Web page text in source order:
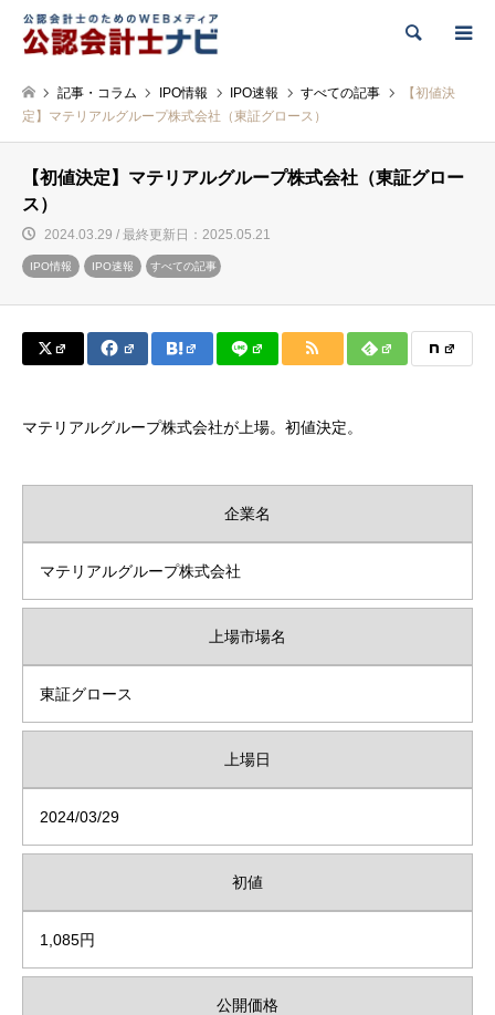
検索
記事・コラム IPO情報 IPO速報 すべての記事
【初値決
定】マテリアルグループ株式会社（東証グロース）
【初値決定】マテリアルグループ株式会社（東証グロー
ス）
2024.03.29 / 最終更新日：2025.05.21
IPO情報 IPO速報 すべての記事
マテリアルグループ株式会社が上場。初値決定。
企業名
マテリアルグループ株式会社
上場市場名
東証グロース
上場日
2024/03/29
初値
1,085円
公開価格